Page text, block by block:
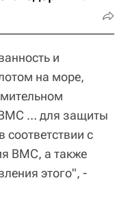
и
на море,
ВМС … для защиты
соответствии с
ВМС, а также
этого", -